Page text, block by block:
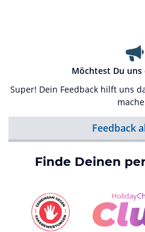
Möchtest Du uns
Super! Dein Feedback hilft uns
Feedback
Finde Deinen